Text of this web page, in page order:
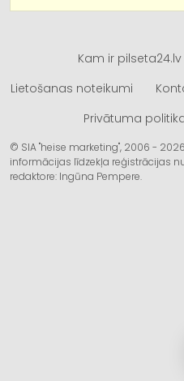
Kam ir pilseta24.lv
Lietošanas noteikumi
Privātuma
© SIA "heise marketing", 2006 -
informācijas līdzekļa reģistrācijas
redaktore: Ingūna Pempere.